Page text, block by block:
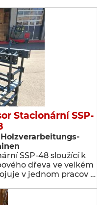
Stacionární SSP-
SSP-48 sloužící k
dřeva ve velkém
v jednom pracov …